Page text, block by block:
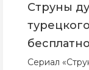
Струны
Сериал